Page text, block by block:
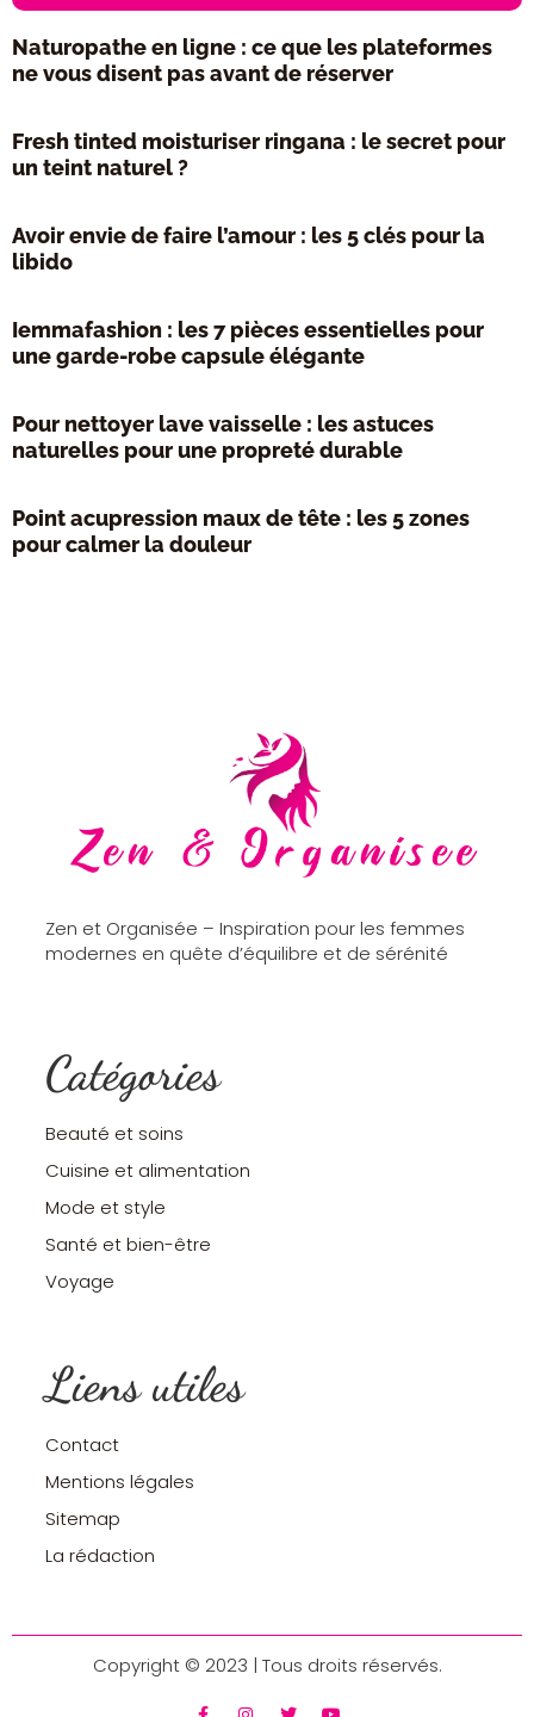
Naturopathe en ligne : ce que les plateformes
ne vous disent pas avant de réserver
Fresh tinted moisturiser ringana : le secret pour
un teint naturel ?
Avoir envie de faire l’amour : les 5 clés pour la
libido
Iemmafashion : les 7 pièces essentielles pour
une garde-robe capsule élégante
Pour nettoyer lave vaisselle : les astuces
naturelles pour une propreté durable
Point acupression maux de tête : les 5 zones
pour calmer la douleur
Zen et Organisée – Inspiration pour les femmes
modernes en quête d’équilibre et de sérénité
Catégories
Beauté et soins
Cuisine et alimentation
Mode et style
Santé et bien-être
Voyage
Liens utiles
Contact
Mentions légales
Sitemap
La rédaction
Copyright © 2023 | Tous droits réservés.